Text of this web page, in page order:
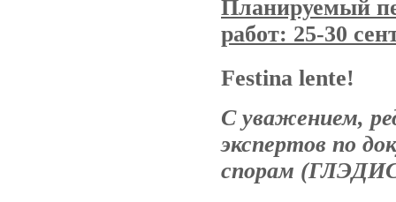
Планируемый
работ: 25-30
Festina lente!
С уважением,
экспертов по
спорам